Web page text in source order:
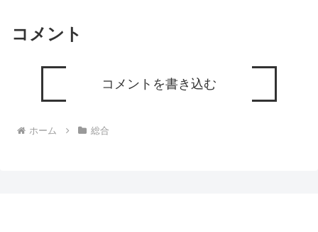
コメント
コメントを書き込む
ホーム 総合